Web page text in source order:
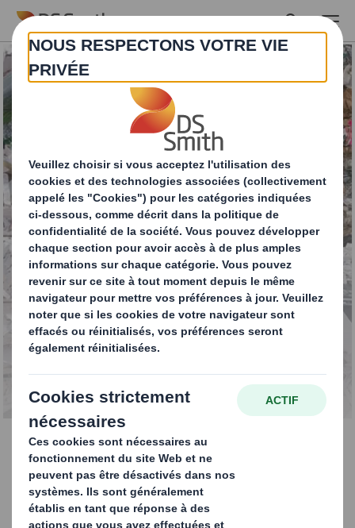
Skip to main content
Notre entreprise de
recyclage papier
simplifie vos
processus
Notre entreprise de
recyclage papier simplifie